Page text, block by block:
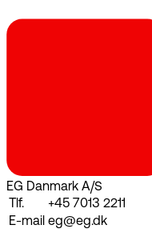
EG Danmark A/S
Tlf.
+45 7013 2211
E-mail eg@eg.dk